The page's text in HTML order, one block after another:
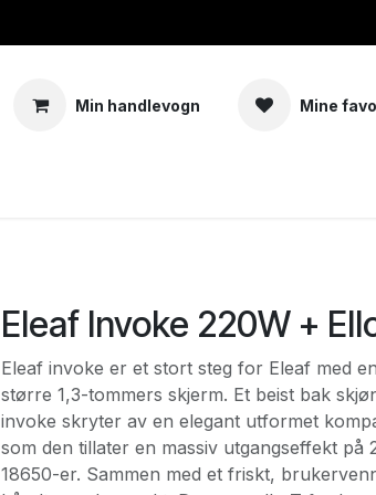
Min handlevogn Mine
Eleaf Invoke 220W +
Eleaf invoke er et stort steg for Eleaf med
større 1,3-tommers skjerm. Et beist bak
invoke skryter av en elegant utformet
som den tillater en massiv utgangseffekt på
18650-er. Sammen med et friskt,